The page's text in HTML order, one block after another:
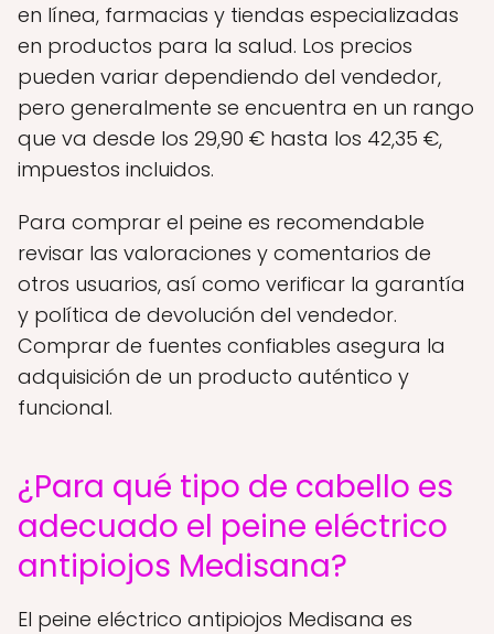
en línea, farmacias y tiendas especializadas
en productos para la salud. Los precios
pueden variar dependiendo del vendedor,
pero generalmente se encuentra en un rango
que va desde los 29,90 € hasta los 42,35 €,
impuestos incluidos.
Para comprar el peine es recomendable
revisar las valoraciones y comentarios de
otros usuarios, así como verificar la garantía
y política de devolución del vendedor.
Comprar de fuentes confiables asegura la
adquisición de un producto auténtico y
funcional.
¿Para qué tipo de cabello es
adecuado el peine eléctrico
antipiojos Medisana?
El peine eléctrico antipiojos Medisana es